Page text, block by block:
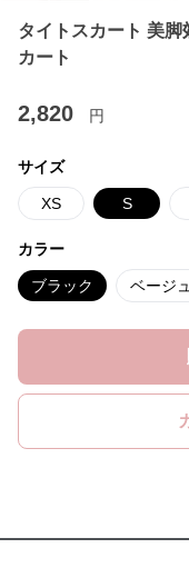
タイトスカート 美
カート
2,820 円
サイズ
XS S
カラー
ブラック ベージュ